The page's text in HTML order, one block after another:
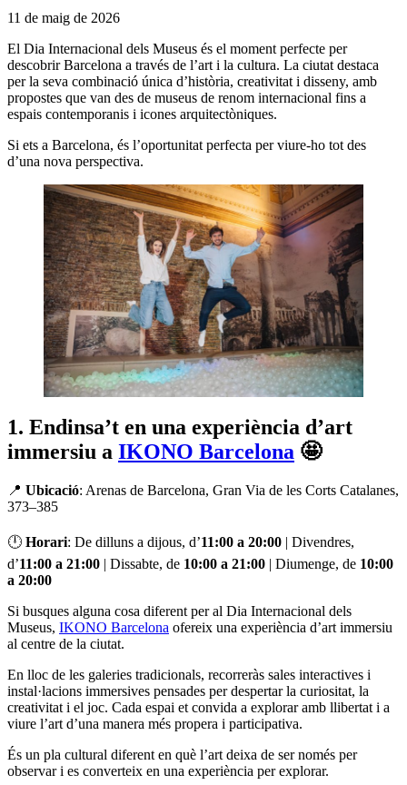
11 de maig de 2026
El Dia Internacional dels Museus és el moment perfecte per
descobrir Barcelona a través de l’art i la cultura. La ciutat destaca
per la seva combinació única d’història, creativitat i disseny, amb
propostes que van des de museus de renom internacional fins a
espais contemporanis i icones arquitectòniques.
Si ets a Barcelona, és l’oportunitat perfecta per viure-ho tot des
d’una nova perspectiva.
1. Endinsa’t en una experiència d’art
immersiu a IKONO Barcelona 🤩
📍 Ubicació: Arenas de Barcelona, Gran Via de les Corts Catalanes,
373–385
🕛 Horari: De dilluns a dijous, d’11:00 a 20:00 | Divendres,
d’11:00 a 21:00 | Dissabte, de 10:00 a 21:00 | Diumenge, de 10:00
a 20:00
Si busques alguna cosa diferent per al Dia Internacional dels
Museus, IKONO Barcelona ofereix una experiència d’art immersiu
al centre de la ciutat.
En lloc de les galeries tradicionals, recorreràs sales interactives i
instal·lacions immersives pensades per despertar la curiositat, la
creativitat i el joc. Cada espai et convida a explorar amb llibertat i a
viure l’art d’una manera més propera i participativa.
És un pla cultural diferent en què l’art deixa de ser només per
observar i es converteix en una experiència per explorar.